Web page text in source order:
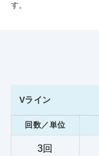
す。
Vライン
回数／単位
3回